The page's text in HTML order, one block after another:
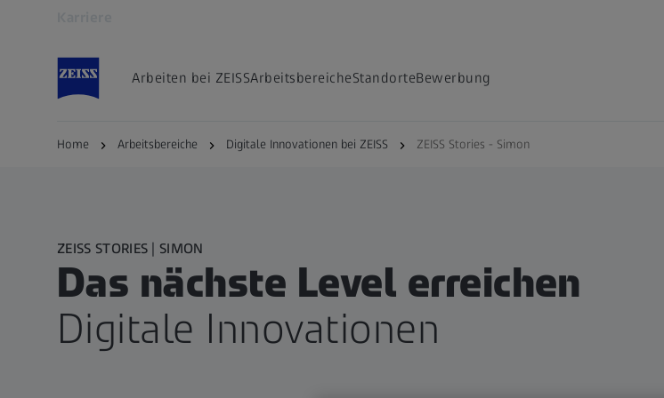
Arbeiten bei ZEISSArbeitsbereicheStandorteBewerbung
Home Arbeitsbereiche Digitale Innovationen bei ZEISS ZEISS Stories - Simon
ZEISS STORIES | SIMON
Das nächste Level erreichen
Digitale Innovationen